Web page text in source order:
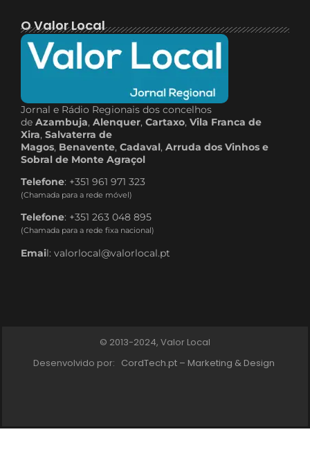
O Valor Local
Jornal e Rádio Regionais dos concelhos
de Azambuja, Alenquer, Cartaxo, Vila Franca de
Xira, Salvaterra de
Magos, Benavente, Cadaval, Arruda dos Vinhos e
Sobral de Monte Agraçol
Telefone: +351 961 971 323
(Chamada para a rede móvel)
Telefone: +351 263 048 895
(Chamada para a rede fixa nacional)
Email: valorlocal@valorlocal.pt
© 2013-2024, Valor Local
Desenvolvido por: CordTech.pt – Marketing & Design